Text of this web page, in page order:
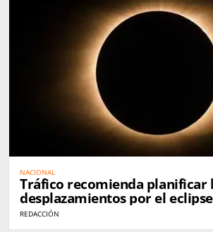
NACIONAL
Tráfico recomienda planificar
desplazamientos por el eclipse
REDACCIÓN